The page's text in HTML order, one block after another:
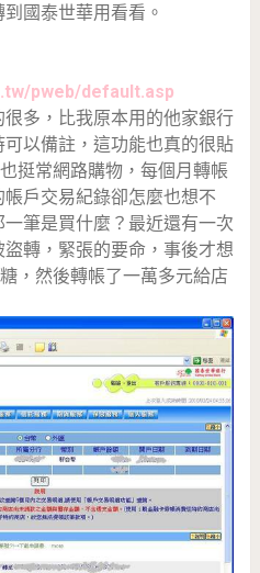
國泰世華用看看。
pweb/default.asp
多，比我原本用的他家銀行
以備註，這功能也真的很貼
挺常網路購物，每個月轉帳
戶交易紀錄卻怎麼也想不
筆是買什麼？最近還有一次
轉，緊張的要命，事後才想
，然後轉帳了一萬多元給店